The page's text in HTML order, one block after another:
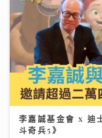
李嘉誠基金會 x 迪
斗奇兵5》